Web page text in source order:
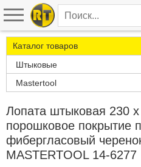
Каталог товаров
Штыковые
Mastertool
Лопата штыковая 230
порошковое покрытие
фибергласовый
MASTERTOOL 14-6277